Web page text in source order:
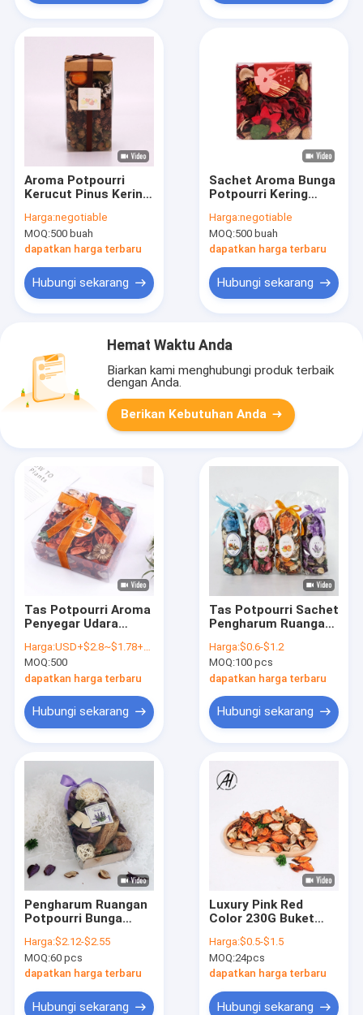
Aroma Potpourri
Kerucut Pinus Kering
Untuk Kamar Mandi
210g
Harga:negotiable
MOQ:500 buah
dapatkan harga terbaru
Hubungi sekarang
Sachet Aroma Bunga
Potpourri Kering
Untuk Rumah Tangga
Harga:negotiable
MOQ:500 buah
dapatkan harga terbaru
Hubungi sekarang
Hemat Waktu Anda
Biarkan kami menghubungi produk terbaik
dengan Anda.
Berikan Kebutuhan Anda
Tas Potpourri Aroma
Penyegar Udara
Lavender Kering
Beraroma
Harga:USD+$2.8~$1.78+500~2000pcs
MOQ:500
dapatkan harga terbaru
Hubungi sekarang
Tas Potpourri Sachet
Pengharum Ruangan
Kering Alami
Beraroma Botani
Harga:$0.6-$1.2
MOQ:100 pcs
dapatkan harga terbaru
Hubungi sekarang
Pengharum Ruangan
Potpourri Bunga
Bunga Kering
Harga:$2.12-$2.55
MOQ:60 pcs
dapatkan harga terbaru
Hubungi sekarang
Luxury Pink Red
Color 230G Buket
Dekorasi Hadiah Hari
Valentine
Harga:$0.5-$1.5
MOQ:24pcs
dapatkan harga terbaru
Hubungi sekarang